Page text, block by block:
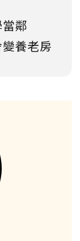
鄰
養老房